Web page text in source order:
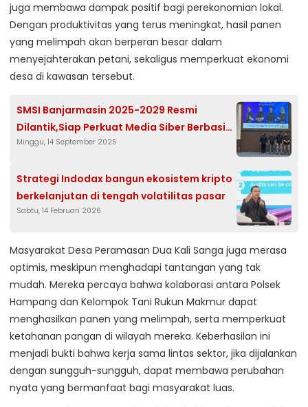
juga membawa dampak positif bagi perekonomian lokal.
Dengan produktivitas yang terus meningkat, hasil panen
yang melimpah akan berperan besar dalam
menyejahterakan petani, sekaligus memperkuat ekonomi
desa di kawasan tersebut.
SMSI Banjarmasin 2025-2029 Resmi
Dilantik,Siap Perkuat Media Siber Berbasis
Integritas Dan Kolaborasi
Minggu, 14 September 2025
Strategi Indodax bangun ekosistem kripto
berkelanjutan di tengah volatilitas pasar
Sabtu, 14 Februari 2026
Masyarakat Desa Peramasan Dua Kali Sanga juga merasa
optimis, meskipun menghadapi tantangan yang tak
mudah. Mereka percaya bahwa kolaborasi antara Polsek
Hampang dan Kelompok Tani Rukun Makmur dapat
menghasilkan panen yang melimpah, serta memperkuat
ketahanan pangan di wilayah mereka. Keberhasilan ini
menjadi bukti bahwa kerja sama lintas sektor, jika dijalankan
dengan sungguh-sungguh, dapat membawa perubahan
nyata yang bermanfaat bagi masyarakat luas.